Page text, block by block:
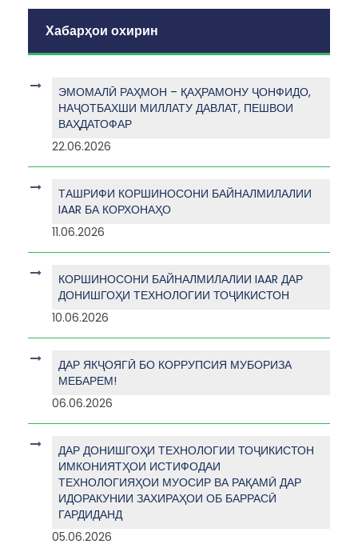
Хабарҳои охирин
ЭМОМАЛӢ РАҲМОН – ҚАҲРАМОНУ ҶОНФИДО,
НАҶОТБАХШИ МИЛЛАТУ ДАВЛАТ, ПЕШВОИ
ВАҲДАТОФАР
22.06.2026
ТАШРИФИ КОРШИНОСОНИ БАЙНАЛМИЛАЛИИ
IAAR БА КОРХОНАҲО
11.06.2026
КОРШИНОСОНИ БАЙНАЛМИЛАЛИИ IAAR ДАР
ДОНИШГОҲИ ТЕХНОЛОГИИ ТОҶИКИСТОН
10.06.2026
ДАР ЯКҶОЯГӢ БО КОРРУПСИЯ МУБОРИЗА
МЕБАРЕМ!
06.06.2026
ДАР ДОНИШГОҲИ ТЕХНОЛОГИИ ТОҶИКИСТОН
ИМКОНИЯТҲОИ ИСТИФОДАИ
ТЕХНОЛОГИЯҲОИ МУОСИР ВА РАҚАМӢ ДАР
ИДОРАКУНИИ ЗАХИРАҲОИ ОБ БАРРАСӢ
ГАРДИДАНД
05.06.2026